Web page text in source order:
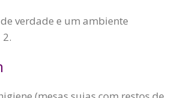
verdade e um ambiente